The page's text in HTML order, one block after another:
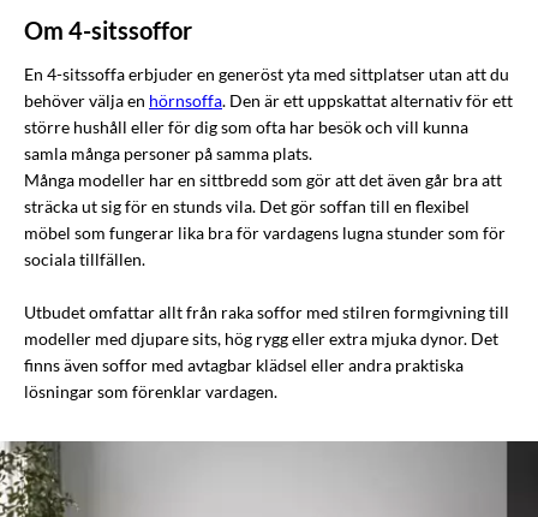
Om 4-sitssoffor
En 4-sitssoffa erbjuder en generöst yta med sittplatser utan att du
behöver välja en hörnsoffa. Den är ett uppskattat alternativ för ett
större hushåll eller för dig som ofta har besök och vill kunna
samla många personer på samma plats.
Många modeller har en sittbredd som gör att det även går bra att
sträcka ut sig för en stunds vila. Det gör soffan till en flexibel
möbel som fungerar lika bra för vardagens lugna stunder som för
sociala tillfällen.
Utbudet omfattar allt från raka soffor med stilren formgivning till
modeller med djupare sits, hög rygg eller extra mjuka dynor. Det
finns även soffor med avtagbar klädsel eller andra praktiska
lösningar som förenklar vardagen.